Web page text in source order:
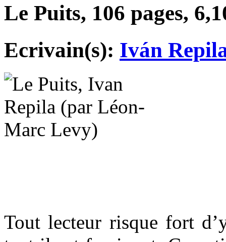
Le Puits, 106 pages,
Ecrivain(s): Iván
Tout lecteur risque fort